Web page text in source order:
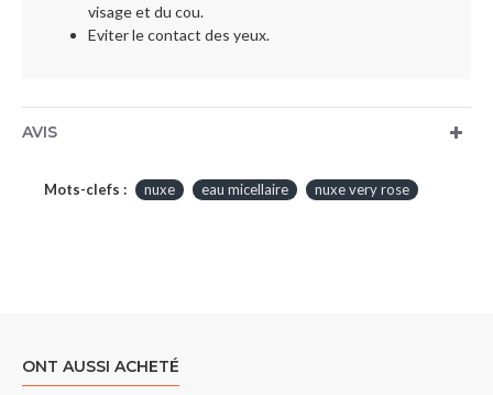
visage et du cou.
Eviter le contact des yeux.
AVIS
Mots-clefs : nuxe eau micellaire nuxe very rose
ONT AUSSI ACHETÉ